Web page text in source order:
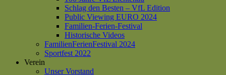
Schlag den Besten – VfL Edition
Public Viewing EURO 2024
Familien-Ferien-Festival
Historische Videos
FamilienFerienFestival 2024
Sportfest 2022
Verein
Unser Vorstand